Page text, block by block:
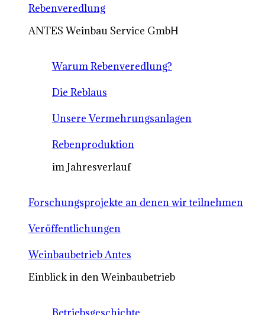
Rebenveredlung
ANTES Weinbau Service GmbH
Warum Rebenveredlung?
Die Reblaus
Unsere Vermehrungsanlagen
Rebenproduktion
im Jahresverlauf
Forschungsprojekte an denen wir teilnehmen
Veröffentlichungen
Weinbaubetrieb Antes
Einblick in den Weinbaubetrieb